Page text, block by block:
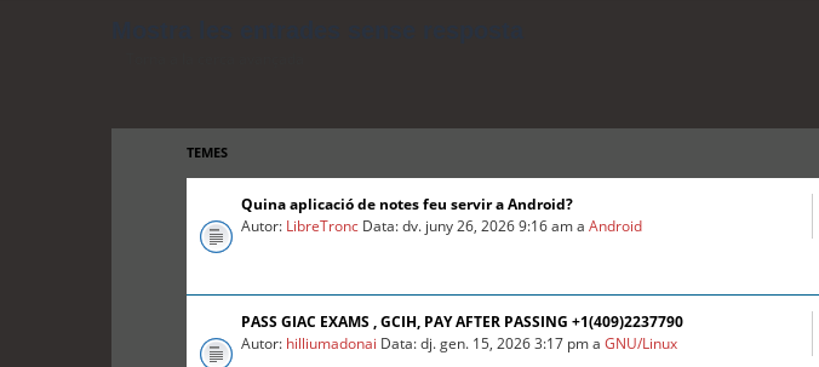
TEMES
Quina aplicació de notes feu servir a Android?
Autor: LibreTronc Data: dv. juny 26, 2026 9:16 am aAndroid
PASS GIAC EXAMS , GCIH, PAY AFTER PASSING +1(409)2237790
Autor: hilliumadonai Data: dj. gen. 15, 2026 3:17 pm aGNU/Linux